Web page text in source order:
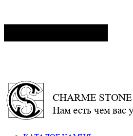
CHARME STONE
Нам есть чем вас